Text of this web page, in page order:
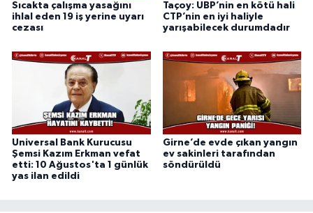
Sıcakta çalışma yasağını
ihlal eden 19 iş yerine uyarı
cezası
Taçoy: UBP’nin en kötü hali
CTP’nin en iyi haliyle
yarışabilecek durumdadır
Universal Bank Kurucusu
Şemsi Kazım Erkman vefat
etti: 10 Ağustos'ta 1 günlük
yas ilan edildi
Girne’de evde çıkan yangın
ev sakinleri tarafından
söndürüldü